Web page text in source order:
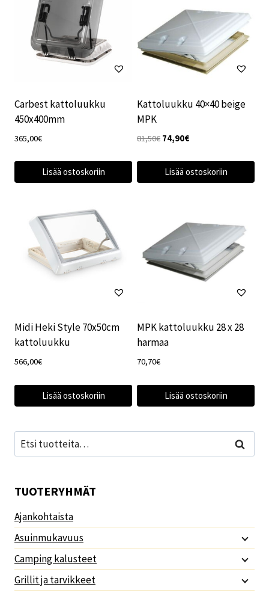
Carbest kattoluukku
450x400mm
365,00€
Lisää ostoskoriin
Kattoluukku 40×40 beige
MPK
81,50€ Alkuperäinen
74,90€Nykyinen
Lisää ostoskoriin
Midi Heki Style 70x50cm
kattoluukku
566,00€
Lisää ostoskoriin
MPK kattoluukku 28 x 28
harmaa
70,70€
Lisää ostoskoriin
Etsi: Haku
TUOTERYHMÄT
Ajankohtaista
Asuinmukavuus
Camping kalusteet
Grillit ja tarvikkeet